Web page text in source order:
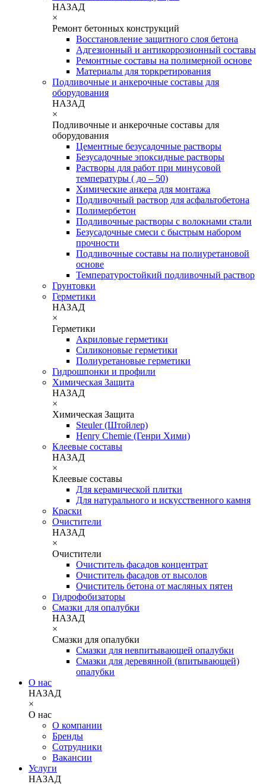
НАЗАД
×
Ремонт бетонных конструкций
Восстановление защитного слоя бетона
Адгезионный и антикоррозионный составы
Ремонтные составы на полимерной основе
Материалы для торкретирования
Подливочные и анкерочные составы для
оборудования
НАЗАД
×
Подливочные и анкерочные составы для
оборудования
Цементные безусадочные растворы
Безусадочные эпоксидные растворы
Растворы для работ при минусовой
температуры ( до – 50)
Химические анкера для монтажа
Подливочный раствор для асфальтобетона
Полимербетон
Подливочные растворы с волокнами стали
Безусадочные смеси с быстрым набором
прочности
Подливочные составы на полиуретановой
основе
Температуростойкий подливочный раствор
Грунтовки
Герметики
НАЗАД
×
Герметики
Акриловые герметики
Силиконовые герметики
Полиуретановые герметики
Гидрошпонки и профили
Химическая Защита
НАЗАД
×
Химическая Защита
Steuler (Штойлер)
Henry Chemie (Генри Хими)
Клеевые составы
НАЗАД
×
Клеевые составы
Для керамической плитки
Для натурального и искусственного камня
Краски
Очистители
НАЗАД
×
Очистители
Очиститель фасадов концентрат
Очиститель фасадов от высолов
Очиститель бетона от масляных пятен
Гидрофобизаторы
Смазки для опалубки
НАЗАД
×
Смазки для опалубки
Смазки для невпитывающей опалубки
Смазки для деревянной (впитывающей)
опалубки
О нас
НАЗАД
×
О нас
О компании
Бренды
Сотрудники
Вакансии
Услуги
НАЗАД